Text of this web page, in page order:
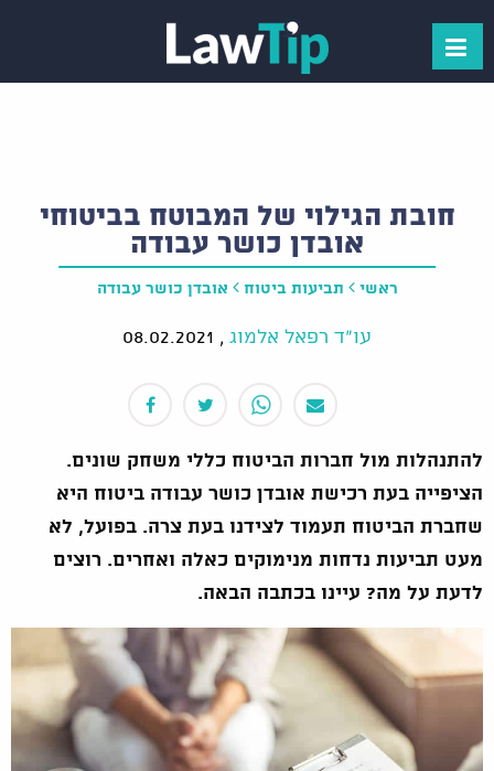
חובת הגילוי של המבוטח בביטוחי
אובדן כושר עבודה
ראשי תביעות ביטוח אובדן כושר עבודה
עו"ד רפאל אלמוג ,
08.02.2021
להתנהלות מול חברות הביטוח כללי משחק שונים.
הציפייה בעת רכישת אובדן כושר עבודה ביטוח היא
שחברת הביטוח תעמוד לצידנו בעת צרה. בפועל, לא
מעט תביעות נדחות מנימוקים כאלה ואחרים. רוצים
לדעת על מה? עיינו בכתבה הבאה.